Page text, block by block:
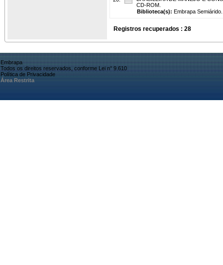
CD-ROM.
Biblioteca(s): Embrapa Semiárido.
Registros recuperados : 28
Embrapa
Todos os direitos reservados, conforme Lei n° 9.610
Política de Privacidade
Área Restrita